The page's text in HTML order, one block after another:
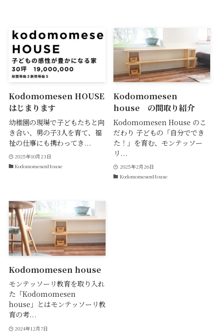
Kodomomesen HOUSE
はじまります
幼稚園の現場で子どもたちと向
き合い、男の子3人を育て、福
祉の仕事にも携わってき...
2025年10月23日
KodomomesenHouse
Kodomomesen
house の間取り紹介
Kodomomesen House のこ
だわり 子どもの「自分ででき
た！」を育む、モンテッソー
リ...
2025年2月26日
KodomomesenHouse
Kodomomesen house
モンテッソーリ教育を取り入れ
た「Kodomomesen
house」とはモンテッソーリ教
育の考...
2024年12月7日